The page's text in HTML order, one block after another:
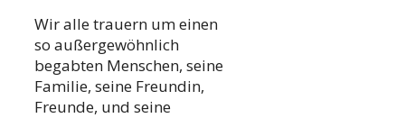
Wir alle trauern um einen
so außergewöhnlich
begabten Menschen, seine
Familie, seine Freundin,
Freunde, und seine